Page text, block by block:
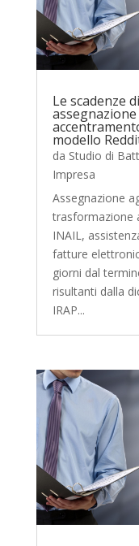
Le scadenze
modello
da Studio di
Impresa
Assegnazione
trasformazione
INAIL,
fatture
giorni dal
risultanti dalla
IRAP...